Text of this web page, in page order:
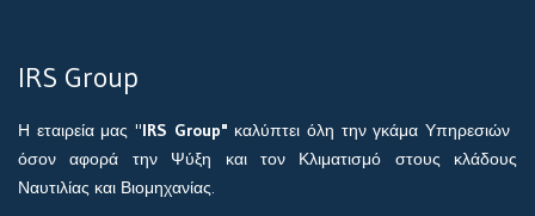
IRS Group
Η εταιρεία μας "IRS Group" καλύπτει όλη την γκάμα Υπηρεσιών
όσον αφορά την Ψύξη και τον Κλιματισμό στους κλάδους
Ναυτιλίας και Βιομηχανίας.